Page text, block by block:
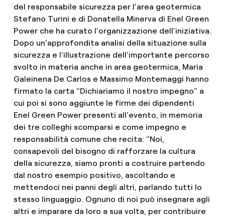
del responsabile sicurezza per l’area geotermica
Stefano Turini e di Donatella Minerva di Enel Green
Power che ha curato l’organizzazione dell’iniziativa.
Dopo un’approfondita analisi della situazione sulla
sicurezza e l’illustrazione dell’importante percorso
svolto in materia anche in area geotermica, Maria
Galeinena De Carlos e Massimo Montemaggi hanno
firmato la carta “Dichiariamo il nostro impegno” a
cui poi si sono aggiunte le firme dei dipendenti
Enel Green Power presenti all’evento, in memoria
dei tre colleghi scomparsi e come impegno e
responsabilità comune che recita: “Noi,
consapevoli del bisogno di rafforzare la cultura
della sicurezza, siamo pronti a costruire partendo
dal nostro esempio positivo, ascoltando e
mettendoci nei panni degli altri, parlando tutti lo
stesso linguaggio. Ognuno di noi può insegnare agli
altri e imparare da loro a sua volta, per contribuire